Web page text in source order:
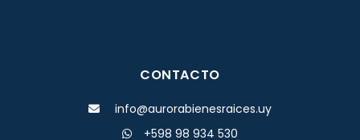
CONTACTO
info@aurorabienesraices.uy
+598 98 934 530